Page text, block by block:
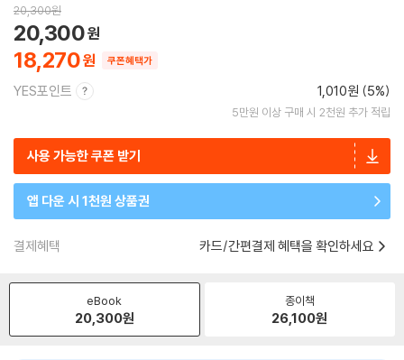
20,300원
18,270
20,300
쿠폰혜택가
YES포인트 1,010원 (5%)
5만원 이상 구매 시 2천원 추가 적립
사용 가능한 쿠폰 받기
앱 다운 시 1천원 상품권
결제혜택 카드/간편결제 혜택을 확인하세요
eBook
20,300원
종이책
26,100원